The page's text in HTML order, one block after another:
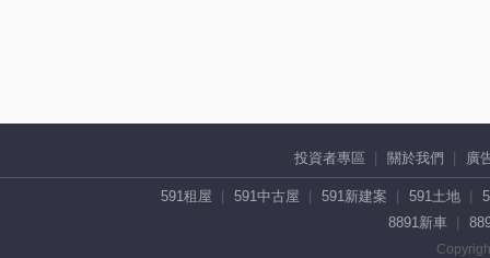
投資者專區 關於我們 廣
591租屋 591中古屋 591新建案 591土地
8891新車